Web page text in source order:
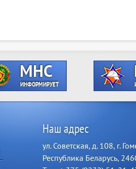
Наш адрес
ул. Советская, д. 108, г.
Республика Беларусь,